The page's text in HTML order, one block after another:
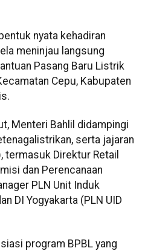
nyata kehadiran
meninjau langsung
Pasang Baru Listrik
Cepu, Kabupaten
Menteri Bahlil didampingi
serta jajaran
termasuk Direktur Retail
dan Perencanaan
PLN Unit Induk
DI Yogyakarta (PLN UID
program BPBL yang